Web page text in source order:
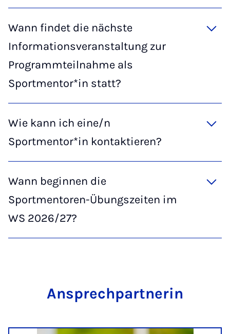
Wann findet die nächste
Informationsveranstaltung zur
Programmteilnahme als
Sportmentor*in statt?
Wie kann ich eine/n
Sportmentor*in kontaktieren?
Wann beginnen die
Sportmentoren-Übungszeiten im
WS 2026/27?
An­sprech­part­ne­rin